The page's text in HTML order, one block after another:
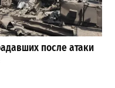
после атаки